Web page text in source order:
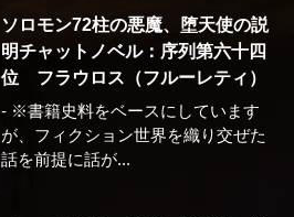
ソロモン72柱の悪魔、堕天使の説
明チャットノベル：序列第六十四
位 フラウロス（フルーレティ）
- ※書籍史料をベースにしています
が、フィクション世界を織り交ぜた
話を前提に話が...